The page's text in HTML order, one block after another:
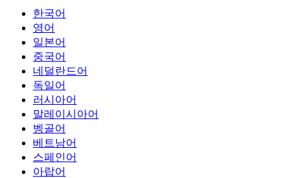
한국어
영어
일본어
중국어
네덜란드어
독일어
러시아어
말레이시아어
벵골어
베트남어
스페인어
아랍어